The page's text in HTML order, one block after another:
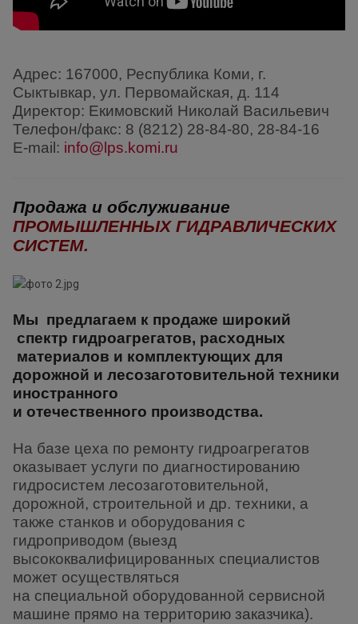
Адрес: 167000, Республика Коми, г.
Сыктывкар, ул. Первомайская, д. 114
Директор: Екимовский Николай Васильевич
Телефон/факс: 8 (8212) 28-84-80, 28-84-16
Е-mail: info@lps.komi.ru
Продажа и обслуживание
ПРОМЫШЛЕННЫХ ГИДРАВЛИЧЕСКИХ
СИСТЕМ.
Мы предлагаем к продаже широкий
спектр гидроагрегатов, расходных
материалов и комплектующих для
дорожной и лесозаготовительной техники
иностранного
и отечественного производства.
На базе цеха по ремонту гидроагрегатов
оказывает услуги по диагностированию
гидросистем лесозаготовительной,
дорожной, строительной и др. техники, а
также станков и оборудования с
гидроприводом (выезд
высококвалифицированных специалистов
может осуществляться
на специальной оборудованной сервисной
машине прямо на территорию заказчика).